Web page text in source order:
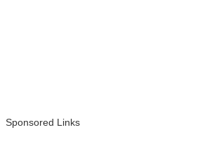
Sponsored Links